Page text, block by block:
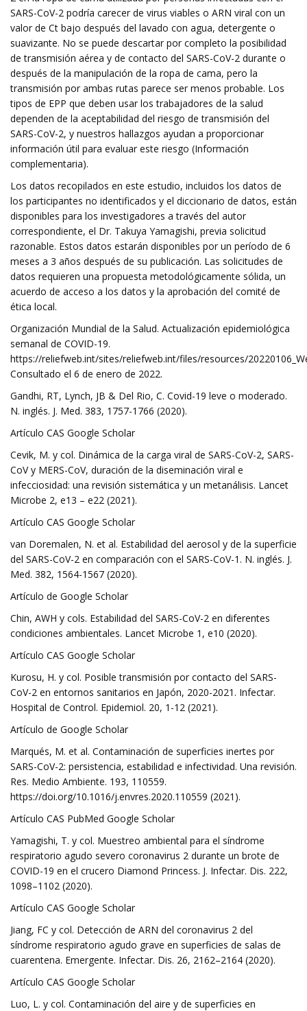
SARS-CoV-2 podría carecer de virus viables o ARN viral con un
valor de Ct bajo después del lavado con agua, detergente o
suavizante. No se puede descartar por completo la posibilidad
de transmisión aérea y de contacto del SARS-CoV-2 durante o
después de la manipulación de la ropa de cama, pero la
transmisión por ambas rutas parece ser menos probable. Los
tipos de EPP que deben usar los trabajadores de la salud
dependen de la aceptabilidad del riesgo de transmisión del
SARS-CoV-2, y nuestros hallazgos ayudan a proporcionar
información útil para evaluar este riesgo (Información
complementaria).
Los datos recopilados en este estudio, incluidos los datos de
los participantes no identificados y el diccionario de datos, están
disponibles para los investigadores a través del autor
correspondiente, el Dr. Takuya Yamagishi, previa solicitud
razonable. Estos datos estarán disponibles por un período de 6
meses a 3 años después de su publicación. Las solicitudes de
datos requieren una propuesta metodológicamente sólida, un
acuerdo de acceso a los datos y la aprobación del comité de
ética local.
Organización Mundial de la Salud. Actualización epidemiológica
semanal de COVID-19.
https://reliefweb.int/sites/reliefweb.int/files/resources/
Consultado el 6 de enero de 2022.
Gandhi, RT, Lynch, JB & Del Rio, C. Covid-19 leve o moderado.
N. inglés. J. Med. 383, 1757-1766 (2020).
Artículo CAS Google Scholar
Cevik, M. y col. Dinámica de la carga viral de SARS-CoV-2, SARS-
CoV y MERS-CoV, duración de la diseminación viral e
infecciosidad: una revisión sistemática y un metanálisis. Lancet
Microbe 2, e13 – e22 (2021).
Artículo CAS Google Scholar
van Doremalen, N. et al. Estabilidad del aerosol y de la superficie
del SARS-CoV-2 en comparación con el SARS-CoV-1. N. inglés. J.
Med. 382, 1564-1567 (2020).
Artículo de Google Scholar
Chin, AWH y cols. Estabilidad del SARS-CoV-2 en diferentes
condiciones ambientales. Lancet Microbe 1, e10 (2020).
Artículo CAS Google Scholar
Kurosu, H. y col. Posible transmisión por contacto del SARS-
CoV-2 en entornos sanitarios en Japón, 2020-2021. Infectar.
Hospital de Control. Epidemiol. 20, 1-12 (2021).
Artículo de Google Scholar
Marqués, M. et al. Contaminación de superficies inertes por
SARS-CoV-2: persistencia, estabilidad e infectividad. Una revisión.
Res. Medio Ambiente. 193, 110559.
https://doi.org/10.1016/j.envres.2020.110559 (2021).
Artículo CAS PubMed Google Scholar
Yamagishi, T. y col. Muestreo ambiental para el síndrome
respiratorio agudo severo coronavirus 2 durante un brote de
COVID-19 en el crucero Diamond Princess. J. Infectar. Dis. 222,
1098–1102 (2020).
Artículo CAS Google Scholar
Jiang, FC y col. Detección de ARN del coronavirus 2 del
síndrome respiratorio agudo grave en superficies de salas de
cuarentena. Emergente. Infectar. Dis. 26, 2162–2164 (2020).
Artículo CAS Google Scholar
Luo, L. y col. Contaminación del aire y de superficies en